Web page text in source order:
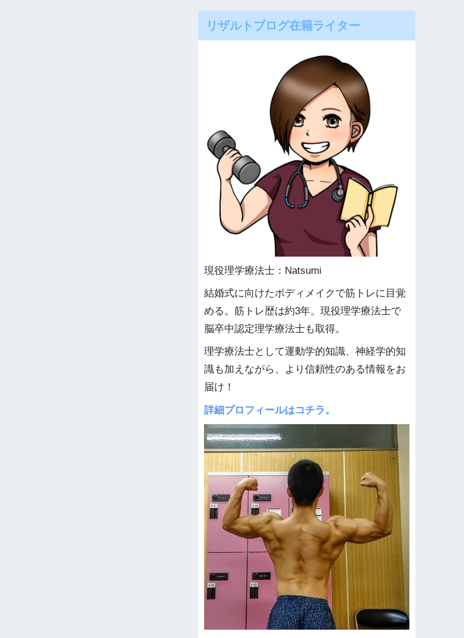
リザルトブログ在籍ライター
現役理学療法士：Natsumi
結婚式に向けたボディメイクで筋トレに目覚
める。筋トレ歴は約3年。現役理学療法士で
脳卒中認定理学療法士も取得。
理学療法士として運動学的知識、神経学的知
識も加えながら、より信頼性のある情報をお
届け！
詳細プロフィールはコチラ。